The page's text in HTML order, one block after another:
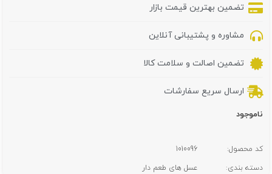
تضمین بهترین قیمت بازار
مشاوره و پشتیبانی آنلاین
تضمین اصالت و سلامت کالا
ارسال سریع سفارشات
ناموجود
کد محصول:
1010096
دسته بندی:
عسل های طعم دار